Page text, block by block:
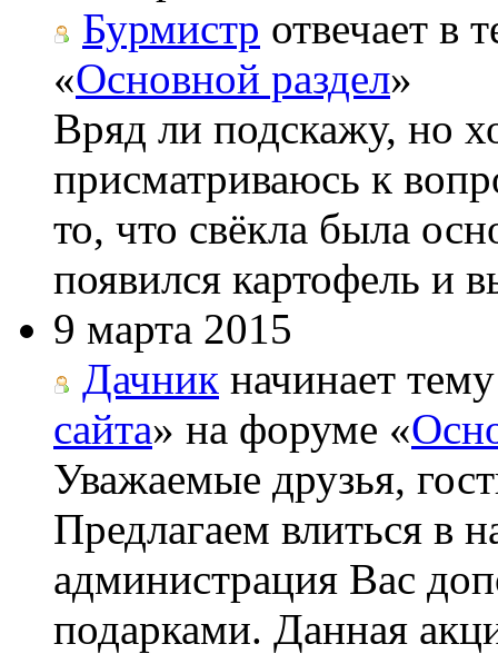
Бурмистр отвечает в
«Основной раздел»
Вряд ли подскажу, но
присматриваюсь к
то, что свёкла была
появился картофель и
9 марта 2015
Дачник начинает
сайта» на форуме «
Уважаемые друзья,
Предлагаем влиться в
администрация Вас
подарками. Данная